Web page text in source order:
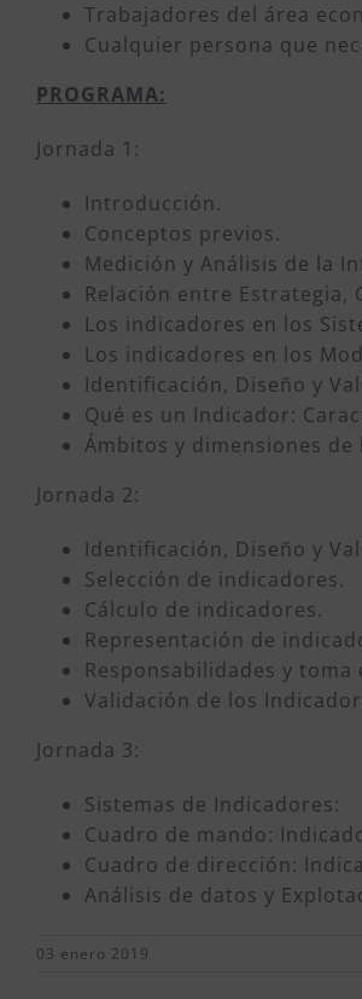
Trabajadores del área
Cualquier persona que
PROGRAMA:
Jornada 1:
Introducción.
Conceptos previos.
Medición y Análisis de la
Relación entre Estrategia,
Los indicadores en los
Los indicadores en los
Identificación, Diseño y
Qué es un Indicador:
Ámbitos y dimensiones de
Jornada 2:
Identificación, Diseño y
Selección de indicadores.
Cálculo de indicadores.
Representación de
Responsabilidades y toma
Validación de los
Jornada 3:
Sistemas de Indicadores:
Cuadro de mando:
Cuadro de dirección:
Análisis de datos y
03 enero 2019